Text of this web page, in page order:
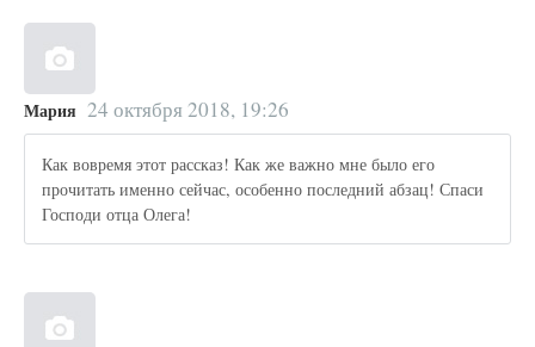
Мария 24 октября 2018, 19:26
Как вовремя этот рассказ! Как же важно мне было его
прочитать именно сейчас, особенно последний абзац! Спаси
Господи отца Олега!